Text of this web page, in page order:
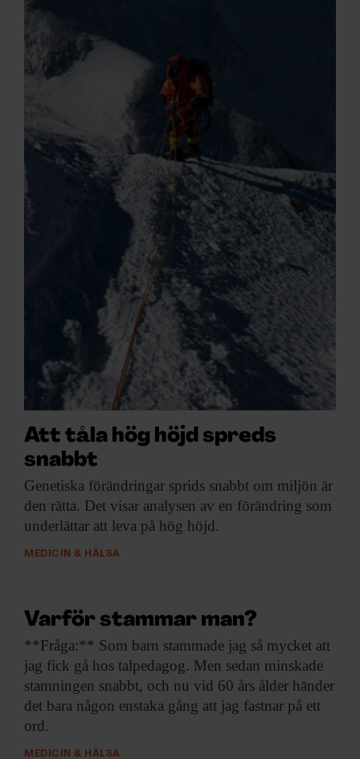
Att tåla hög höjd spreds
snabbt
Genetiska förändringar sprids snabbt om miljön är
den rätta. Det visar analysen av en förändring som
underlättar att leva på hög höjd.
MEDICIN & HÄLSA
Varför stammar man?
**Fråga:** Som barn stammade jag så mycket att
jag fick gå hos talpedagog. Men sedan minskade
stamningen snabbt, och nu vid 60 års ålder händer
det bara någon enstaka gång att jag fastnar på ett
ord.
MEDICIN & HÄLSA